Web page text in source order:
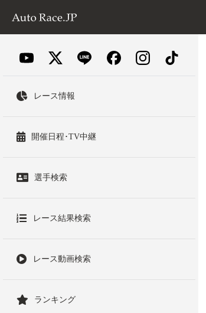
レース情報
開催日程･TV中継
選手検索
レース結果検索
レース動画検索
ランキング